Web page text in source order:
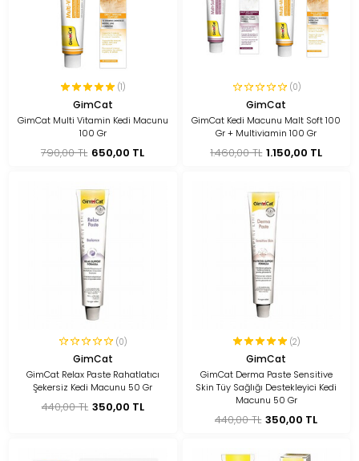
(1)
GimCat
GimCat Multi Vitamin Kedi Macunu
100 Gr
790,00 TL 650,00 TL
(0)
GimCat
GimCat Kedi Macunu Malt Soft 100
Gr + Multiviamin 100 Gr
1.460,00 TL 1.150,00 TL
(0)
GimCat
GimCat Relax Paste Rahatlatıcı
Şekersiz Kedi Macunu 50 Gr
440,00 TL 350,00 TL
(2)
GimCat
GimCat Derma Paste Sensitive
Skin Tüy Sağlığı Destekleyici Kedi
Macunu 50 Gr
440,00 TL 350,00 TL